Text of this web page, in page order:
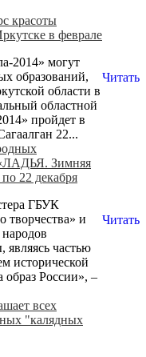
красоты
в феврале
2014» могут
образований,
области в
областной
пройдет в
22...
Читать
Зимняя
22 декабря
ГБУК
творчества» и
частью
исторической
образ России», –
Читать
всех
"калядных